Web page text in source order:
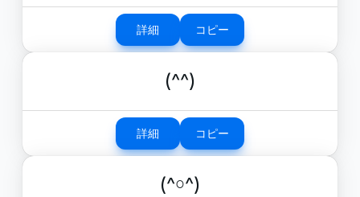
詳細 コピー
(^^)
詳細 コピー
(^￮^)